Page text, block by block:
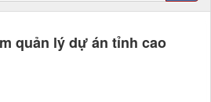
quản lý dự án tỉnh cao